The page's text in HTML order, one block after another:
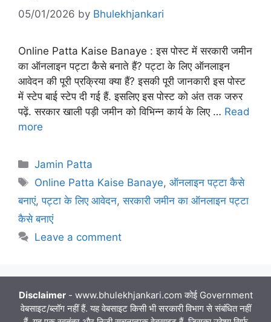
05/01/2026 by Bhulekhjankari
Online Patta Kaise Banaye : इस पोस्ट में सरकारी जमीन
का ऑनलाइन पट्टा कैसे बनाते हैं? पट्टा के लिए ऑनलाइन
आवेदन की पूरी प्रक्रिया क्या हैं? इसकी पूरी जानकारी इस पोस्ट
में स्टेप बाई स्टेप दी गई हैं. इसलिए इस पोस्ट को अंत तक जरुर
पढ़ें. सरकार खाली पड़ी जमीन को विभिन्न कार्य के लिए … Read
more
Categories
Jamin Patta
Tags
Online Patta Kaise Banaye,ऑनलाइन पट्टा कैसे
बनाएं,पट्टा के लिए आवेदन,सरकारी जमीन का ऑनलाइन पट्टा
कैसे बनाएं
Leave a comment
Disclaimer- www.bhulekhjankari.com कोई Government
वेबसाइट/ब्लॉग नहीं हैं. यह वेबसाइट किसी भी सरकारी विभाग से संबंधित नहीं